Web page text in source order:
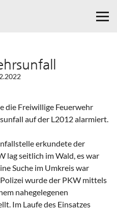
die Freiwillige Feuerwehr
auf der L2012 alarmiert.
erkundete der
lag seitlich im Wald, es war
Suche im Umkreis war
wurde der PKW mittels
nahegelegenen
Im Laufe des Einsatzes